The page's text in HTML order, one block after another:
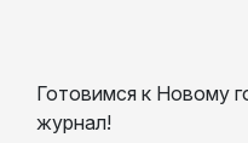
Готовимся к Новому
журнал!